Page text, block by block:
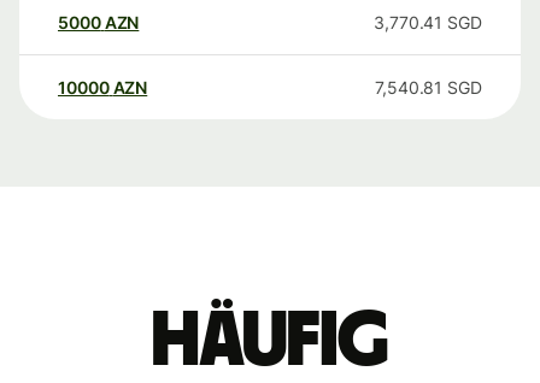
5000AZN 3,770.41 SGD
10000 AZN 7,540.81 SGD
Häufig